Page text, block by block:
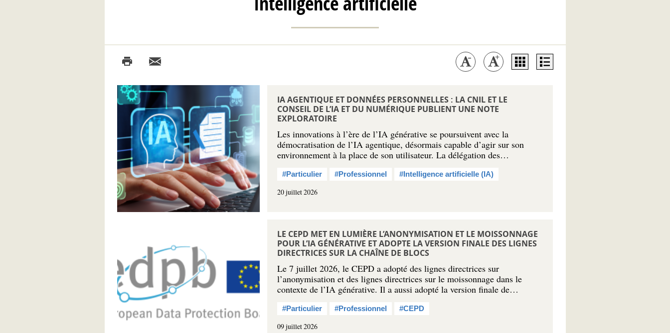
IA AGENTIQUE ET DONNÉES PERSONNELLES : LA CNIL ET LE
CONSEIL DE L’IA ET DU NUMÉRIQUE PUBLIENT UNE NOTE
EXPLORATOIRE
Les innovations à l’ère de l’IA générative se poursuivent avec la
démocratisation de l’IA agentique, désormais capable d’agir sur son
environnement à la place de son utilisateur. La délégation des…
#Particulier #Professionnel #Intelligence artificielle (IA)
20 juillet 2026
LE CEPD MET EN LUMIÈRE L’ANONYMISATION ET LE MOISSONNAGE
POUR L’IA GÉNÉRATIVE ET ADOPTE LA VERSION FINALE DES LIGNES
DIRECTRICES SUR LA CHAÎNE DE BLOCS
Le 7 juillet 2026, le CEPD a adopté des lignes directrices sur
l’anonymisation et des lignes directrices sur le moissonnage dans le
contexte de l’IA générative. Il a aussi adopté la version finale de…
#Particulier #Professionnel #CEPD
09 juillet 2026